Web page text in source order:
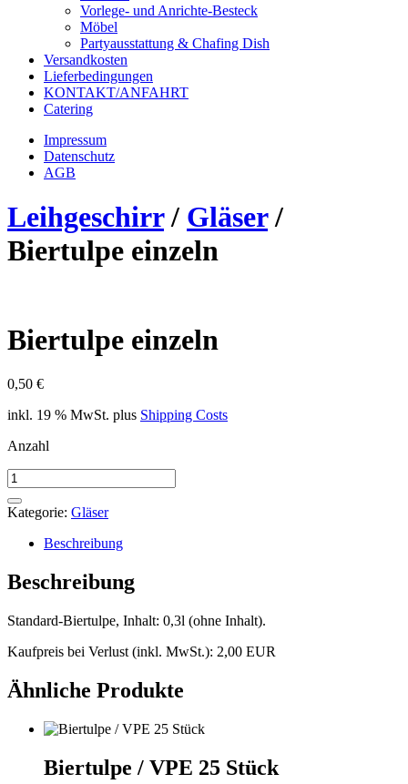
Vorlege- und Anrichte-Besteck
Möbel
Partyausstattung & Chafing Dish
Versandkosten
Lieferbedingungen
KONTAKT/ANFAHRT
Catering
Impressum
Datenschutz
AGB
Leihgeschirr / Gläser /
Biertulpe einzeln
Biertulpe einzeln
0,50 €
inkl. 19 % MwSt. plus Shipping Costs
Anzahl
Biertulpe
einzeln
Menge
Kategorie: Gläser
Beschreibung
Beschreibung
Standard-Biertulpe, Inhalt: 0,3l (ohne Inhalt).
Kaufpreis bei Verlust (inkl. MwSt.): 2,00 EUR
Ähnliche Produkte
Biertulpe / VPE 25 Stück